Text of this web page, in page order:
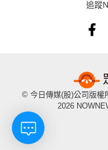
追蹤
© 今日傳媒(股)公司版權
2026